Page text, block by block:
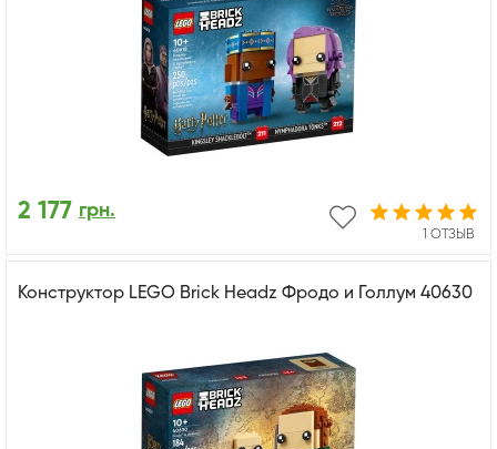
1 ОТЗЫВ
2 177 грн.
Конструктор LEGO Brick Headz Фродо и Голлум 40630